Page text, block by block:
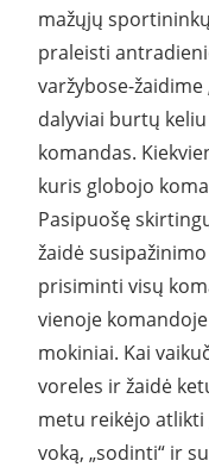
mažųjų
praleisti
varžybose-žaidime
dalyviai burtų
komandas.
kuris globojo
Pasipuošę
žaidė
prisiminti visų
vienoje
mokiniai. Kai
voreles ir žaidė
metu reikėjo
voką, „sodinti“ ir